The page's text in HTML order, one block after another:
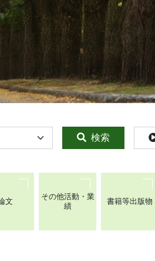
検索
文
その他活動・業
績
書籍等出版物